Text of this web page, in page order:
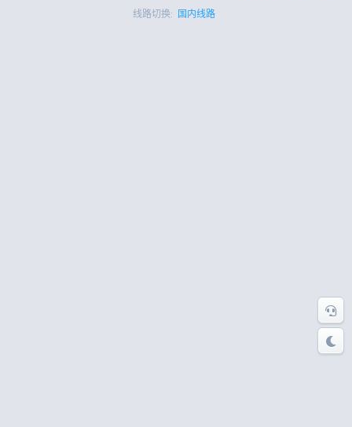
线路切换: 国内线路